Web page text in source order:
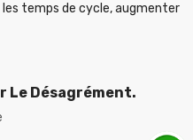
temps de cycle, augmenter
Le Désagrément.